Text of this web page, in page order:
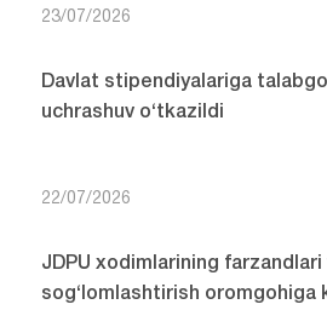
23/07/2026
Davlat stipendiyalariga
uchrashuv o‘tkazildi
22/07/2026
JDPU xodimlarining farzandlari
sog‘lomlashtirish oromgohiga